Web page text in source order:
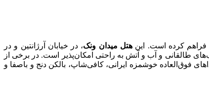
هتل میدان ونک، در خیابان آرژانتین و در
طالقانی و آب و آتش به راحتی امکان‌پذیر است. در برخی از
فوق‌العاده خوشمزه ایرانی، کافی‌شاپ، بالکن دنج و باصفا و